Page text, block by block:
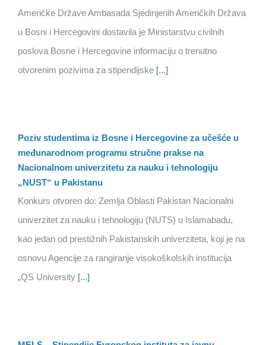
Američke Države Ambasada Sjedinjenih Američkih Država
u Bosni i Hercegovini dostavila je Ministarstvu civilnih
poslova Bosne i Hercegovine informaciju o trenutno
otvorenim pozivima za stipendijske [...]
Poziv studentima iz Bosne i Hercegovine za učešće u
međunarodnom programu stručne prakse na
Nacionalnom univerzitetu za nauku i tehnologiju
„NUST“ u Pakistanu
Konkurs otvoren do: Zemlja Oblasti Pakistan Nacionalni
univerzitet za nauku i tehnologiju (NUTS) u Islamabadu,
kao jedan od prestižnih Pakistanskih univerziteta, koji je na
osnovu Agencije za rangiranje visokoškolskih institucija
„QS University [...]